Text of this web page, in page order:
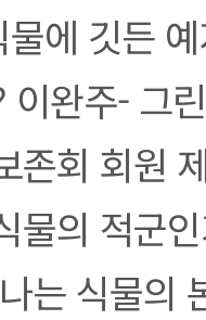
물에 깃든
이완주- 그
존회 회원
물의 적군
는 식물의